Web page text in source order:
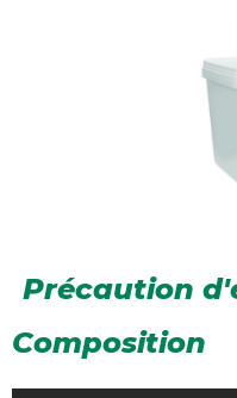
Précaution
Composition